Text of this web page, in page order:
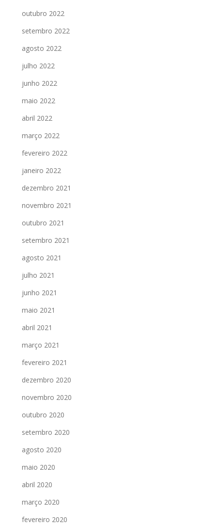
outubro 2022
setembro 2022
agosto 2022
julho 2022
junho 2022
maio 2022
abril 2022
março 2022
fevereiro 2022
janeiro 2022
dezembro 2021
novembro 2021
outubro 2021
setembro 2021
agosto 2021
julho 2021
junho 2021
maio 2021
abril 2021
março 2021
fevereiro 2021
dezembro 2020
novembro 2020
outubro 2020
setembro 2020
agosto 2020
maio 2020
abril 2020
março 2020
fevereiro 2020